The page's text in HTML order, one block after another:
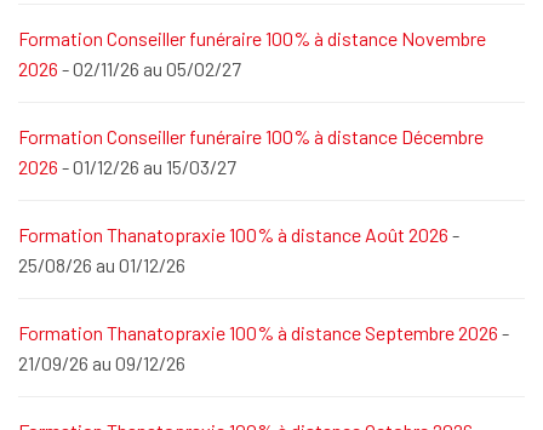
Formation Conseiller funéraire 100% à distance Novembre
2026 - 02/11/26 au 05/02/27
Formation Conseiller funéraire 100% à distance Décembre
2026 - 01/12/26 au 15/03/27
Formation Thanatopraxie 100% à distance Août 2026 -
25/08/26 au 01/12/26
Formation Thanatopraxie 100% à distance Septembre 2026 -
21/09/26 au 09/12/26